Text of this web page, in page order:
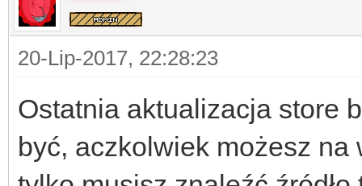
20-Lip-2017, 22:28:23
Ostatnia aktualizacja store
być, aczkolwiek możesz na